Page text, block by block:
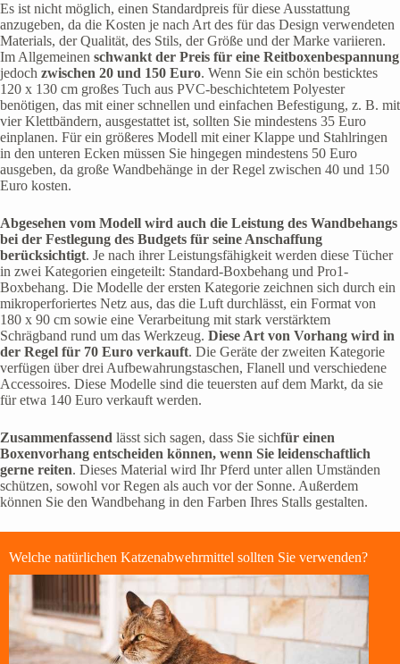
Es ist nicht möglich, einen Standardpreis für diese Ausstattung
anzugeben, da die Kosten je nach Art des für das Design verwendeten
Materials, der Qualität, des Stils, der Größe und der Marke variieren.
Im Allgemeinen schwankt der Preis für eine Reitboxenbespannung
jedoch zwischen 20 und 150 Euro. Wenn Sie ein schön besticktes
120 x 130 cm großes Tuch aus PVC-beschichtetem Polyester
benötigen, das mit einer schnellen und einfachen Befestigung, z. B. mit
vier Klettbändern, ausgestattet ist, sollten Sie mindestens 35 Euro
einplanen. Für ein größeres Modell mit einer Klappe und Stahlringen
in den unteren Ecken müssen Sie hingegen mindestens 50 Euro
ausgeben, da große Wandbehänge in der Regel zwischen 40 und 150
Euro kosten.
Abgesehen vom Modell wird auch die Leistung des Wandbehangs
bei der Festlegung des Budgets für seine Anschaffung
berücksichtigt. Je nach ihrer Leistungsfähigkeit werden diese Tücher
in zwei Kategorien eingeteilt: Standard-Boxbehang und Pro1-
Boxbehang. Die Modelle der ersten Kategorie zeichnen sich durch ein
mikroperforiertes Netz aus, das die Luft durchlässt, ein Format von
180 x 90 cm sowie eine Verarbeitung mit stark verstärktem
Schrägband rund um das Werkzeug. Diese Art von Vorhang wird in
der Regel für 70 Euro verkauft. Die Geräte der zweiten Kategorie
verfügen über drei Aufbewahrungstaschen, Flanell und verschiedene
Accessoires. Diese Modelle sind die teuersten auf dem Markt, da sie
für etwa 140 Euro verkauft werden.
Zusammenfassend lässt sich sagen, dass Sie sichfür einen
Boxenvorhang entscheiden können, wenn Sie leidenschaftlich
gerne reiten. Dieses Material wird Ihr Pferd unter allen Umständen
schützen, sowohl vor Regen als auch vor der Sonne. Außerdem
können Sie den Wandbehang in den Farben Ihres Stalls gestalten.
Welche natürlichen Katzenabwehrmittel sollten Sie verwenden?